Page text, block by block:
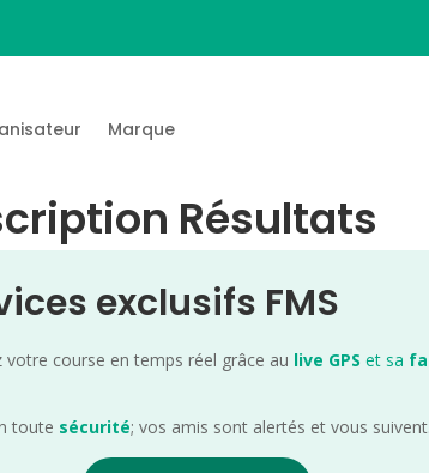
Marque
Résultats
exclusifs FMS
votre course en temps réel grâce au live GPS et sa
toute sécurité; vos amis sont alertés et vous suivent.